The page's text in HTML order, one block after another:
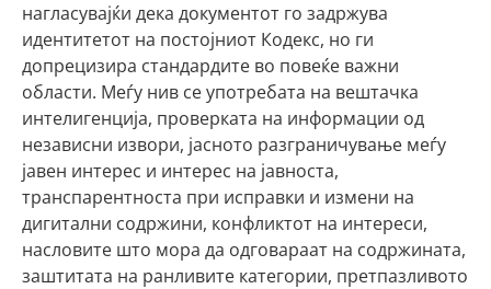
нагласувајќи дека документот го задржува
идентитетот на постојниот Кодекс, но ги
допрецизира стандардите во повеќе важни
области. Меѓу нив се употребата на вештачка
интелигенција, проверката на информации од
независни извори, јасното разграничување меѓу
јавен интерес и интерес на јавноста,
транспарентноста при исправки и измени на
дигитални содржини, конфликтот на интереси,
насловите што мора да одговараат на содржината,
заштитата на ранливите категории, претпазливото